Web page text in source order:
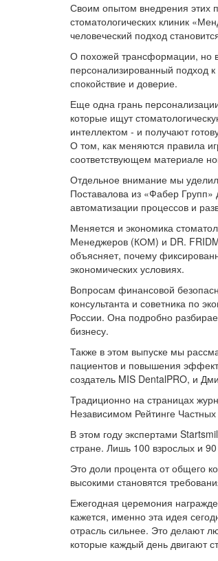
Своим опытом внедрения этих
стоматологических клиник
человеческий подход
О похожей трансформации, но в
персонализированный подход
спокойствие и доверие.
Еще одна грань
которые ищут
интеллектом - и получают
О том, как меняются правила
соответствующем материале
Отдельное внимание мы
Поставалова из «Фабер Групп»
автоматизации процессов и
Меняется и экономика
Менеджеров (КОМ) и DR.
объясняет, почему
экономических условиях.
Вопросам финансовой
консультанта и советника по
России. Она подробно
бизнесу.
Также в этом выпуске мы
пациентов и повышения
создатель MIS DentalPRO, и
Традиционно на страницах
Независимом Рейтинге
В этом году экспертами
стране. Лишь 100 взрослых и
Это доли процента от общего
высокими становятся
Ежегодная церемония
кажется, именно эта идея
отрасль сильнее. Это делают
которые каждый день двигают